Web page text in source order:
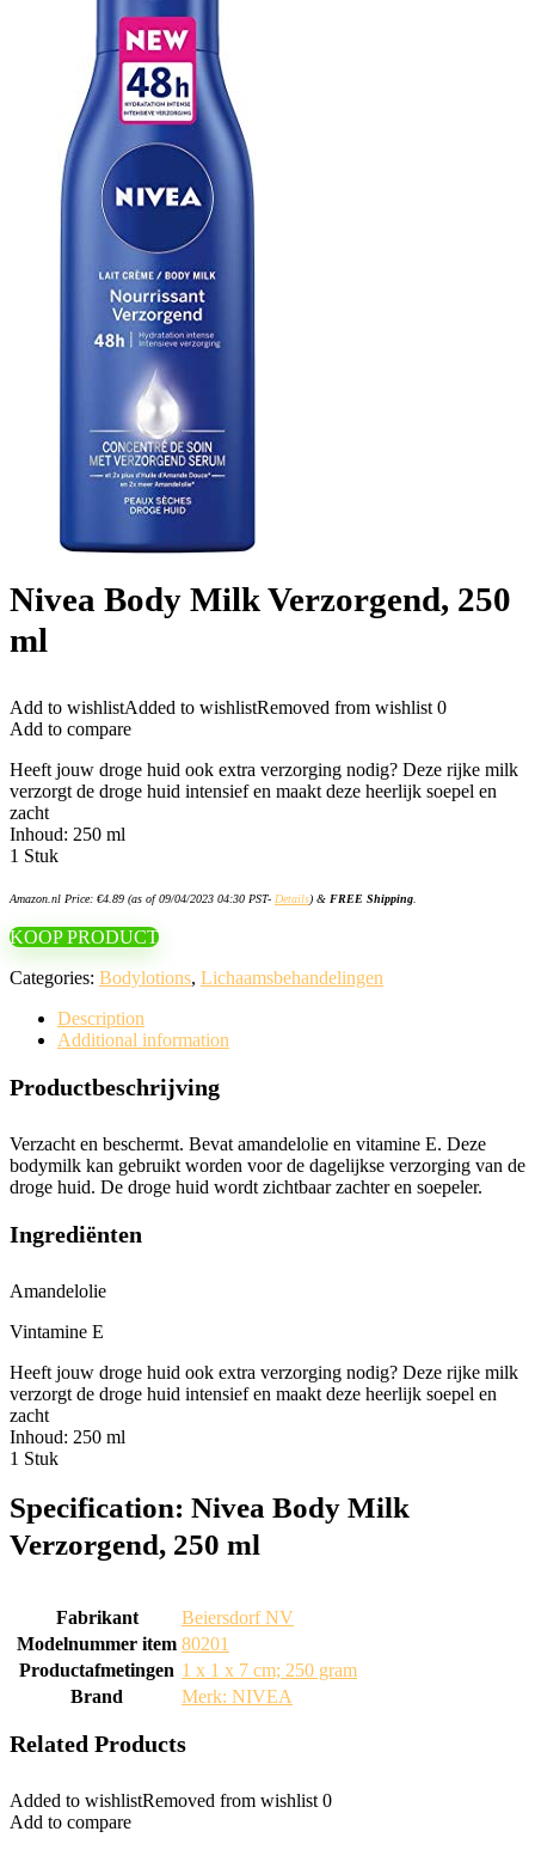
Nivea Body Milk Verzorgend, 250
ml
Add to wishlistAdded to wishlistRemoved from wishlist 0
Add to compare
Heeft jouw droge huid ook extra verzorging nodig? Deze rijke milk
verzorgt de droge huid intensief en maakt deze heerlijk soepel en
zacht
Inhoud: 250 ml
1 Stuk
Amazon.nl Price: €4.89 (as of 09/04/2023 04:30 PST- Details) & FREE Shipping
KOOP PRODUCT
Categories: Bodylotions, Lichaamsbehandelingen
Description
Additional information
Productbeschrijving
Verzacht en beschermt. Bevat amandelolie en vitamine E. Deze
bodymilk kan gebruikt worden voor de dagelijkse verzorging van de
droge huid. De droge huid wordt zichtbaar zachter en soepeler.
Ingrediënten
Amandelolie
Vintamine E
Heeft jouw droge huid ook extra verzorging nodig? Deze rijke milk
verzorgt de droge huid intensief en maakt deze heerlijk soepel en
zacht
Inhoud: 250 ml
1 Stuk
Specification: Nivea Body Milk
Verzorgend, 250 ml
Fabrikant
‎Beiersdorf NV
Modelnummer item ‎80201
Productafmetingen ‎1 x 1 x 7 cm; 250 gram
Brand
Merk: NIVEA
Related Products
Added to wishlistRemoved from wishlist 0
Add to compare